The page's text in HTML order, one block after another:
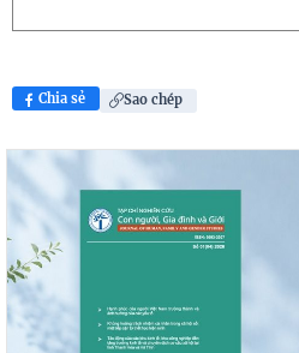
Chia sẻ Sao chép